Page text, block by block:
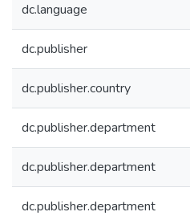
dc.language
dc.publisher
dc.publisher.country
dc.publisher.department
dc.publisher.department
dc.publisher.department